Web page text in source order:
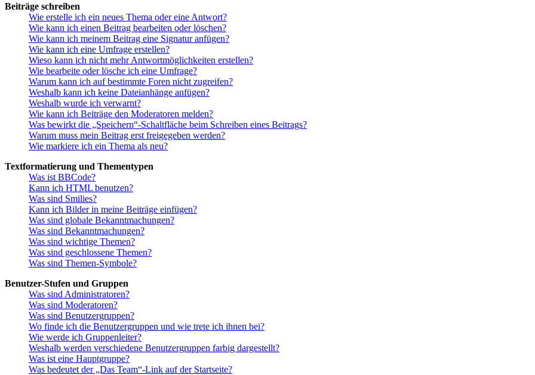
Beiträge schreiben
Wie erstelle ich ein neues Thema oder eine Antwort?
Wie kann ich einen Beitrag bearbeiten oder löschen?
Wie kann ich meinem Beitrag eine Signatur anfügen?
Wie kann ich eine Umfrage erstellen?
Wieso kann ich nicht mehr Antwortmöglichkeiten erstellen?
Wie bearbeite oder lösche ich eine Umfrage?
Warum kann ich auf bestimmte Foren nicht zugreifen?
Weshalb kann ich keine Dateianhänge anfügen?
Weshalb wurde ich verwarnt?
Wie kann ich Beiträge den Moderatoren melden?
Was bewirkt die „Speichern“-Schaltfläche beim Schreiben eines Beitrags?
Warum muss mein Beitrag erst freigegeben werden?
Wie markiere ich ein Thema als neu?
Textformatierung und Thementypen
Was ist BBCode?
Kann ich HTML benutzen?
Was sind Smilies?
Kann ich Bilder in meine Beiträge einfügen?
Was sind globale Bekanntmachungen?
Was sind Bekanntmachungen?
Was sind wichtige Themen?
Was sind geschlossene Themen?
Was sind Themen-Symbole?
Benutzer-Stufen und Gruppen
Was sind Administratoren?
Was sind Moderatoren?
Was sind Benutzergruppen?
Wo finde ich die Benutzergruppen und wie trete ich ihnen bei?
Wie werde ich Gruppenleiter?
Weshalb werden verschiedene Benutzergruppen farbig dargestellt?
Was ist eine Hauptgruppe?
Was bedeutet der „Das Team“-Link auf der Startseite?